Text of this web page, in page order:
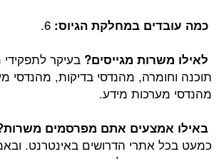
במחלקת הגיוס:6.
מגייסים?בעיקר לתפקידי מהנדסי
מהנדסי בדיקות, מהנדסי מערכת,
מידע.
אתם מפרסמים משרות?מפרסמים
הדרושים באינטרנט. ובאמצעות